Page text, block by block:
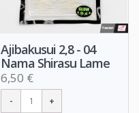
Ajibakusui 2,8 - 04
Nama Shirasu Lame
6,50 €